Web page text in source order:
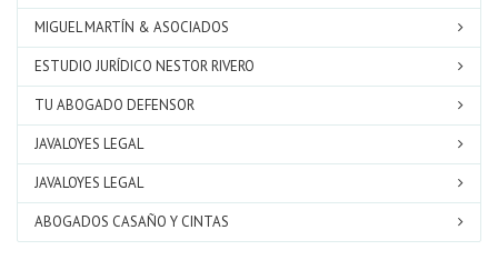
MIGUEL MARTÍN & ASOCIADOS
ESTUDIO JURÍDICO NESTOR RIVERO
TU ABOGADO DEFENSOR
JAVALOYES LEGAL
JAVALOYES LEGAL
ABOGADOS CASAÑO Y CINTAS